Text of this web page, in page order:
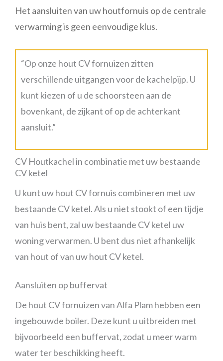
Het aansluiten van uw houtfornuis op de centrale
verwarming is geen eenvoudige klus.
“Op onze hout CV fornuizen zitten
verschillende uitgangen voor de kachelpijp. U
kunt kiezen of u de schoorsteen aan de
bovenkant, de zijkant of op de achterkant
aansluit.”
CV Houtkachel in combinatie met uw bestaande
CV ketel
U kunt uw hout CV fornuis combineren met uw
bestaande CV ketel. Als u niet stookt of een tijdje
van huis bent, zal uw bestaande CV ketel uw
woning verwarmen. U bent dus niet afhankelijk
van hout of van uw hout CV ketel.
Aansluiten op buffervat
De hout CV fornuizen van Alfa Plam hebben een
ingebouwde boiler. Deze kunt u uitbreiden met
bijvoorbeeld een buffervat, zodat u meer warm
water ter beschikking heeft.